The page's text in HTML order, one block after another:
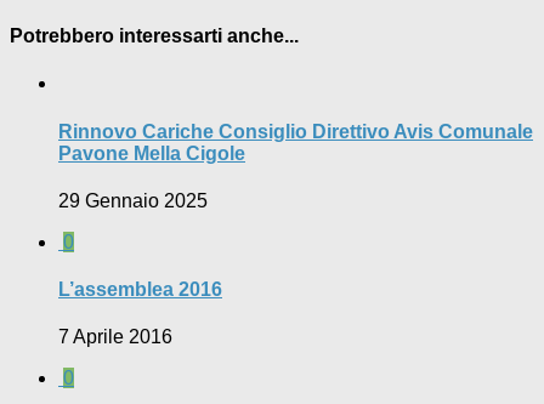
Potrebbero interessarti anche...
Rinnovo Cariche Consiglio Direttivo Avis Comunale
Pavone Mella Cigole
29 Gennaio 2025
0
L’assemblea 2016
7 Aprile 2016
0